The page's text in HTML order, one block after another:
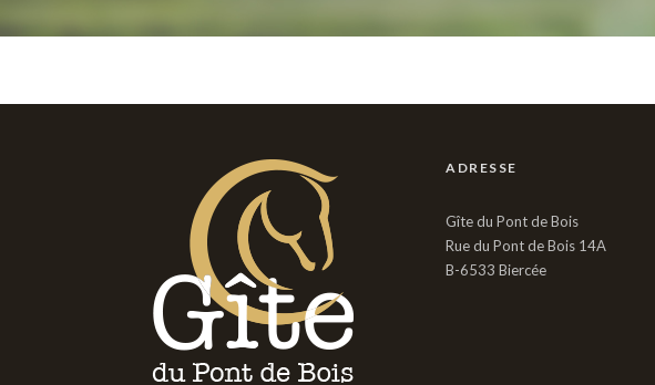
ADRESSE
Gîte du Pont de Bois
Rue du Pont de Bois 14A
B-6533 Biercée